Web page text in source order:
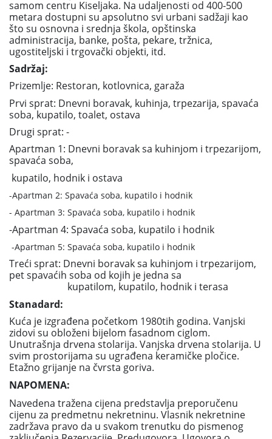
samom centru Kiseljaka. Na udaljenosti od 400-500
metara dostupni su apsolutno svi urbani sadžaji kao
što su osnovna i srednja škola, opštinska
administracija, banke, pošta, pekare, tržnica,
ugostiteljski i trgovački objekti, itd.
Sadržaj:
Prizemlje: Restoran, kotlovnica, garaža
Prvi sprat: Dnevni boravak, kuhinja, trpezarija, spavaća
soba, kupatilo, toalet, ostava
Drugi sprat: -
Apartman 1: Dnevni boravak sa kuhinjom i trpezarijom,
spavaća soba,
kupatilo, hodnik i ostava
-Apartman 2: Spavaća soba, kupatilo i hodnik
- Apartman 3: Spavaća soba, kupatilo i hodnik
-Apartman 4: Spavaća soba, kupatilo i hodnik
-Apartman 5: Spavaća soba, kupatilo i hodnik
Treći sprat: Dnevni boravak sa kuhinjom i trpezarijom,
pet spavaćih soba od kojih je jedna sa
kupatilom, kupatilo, hodnik i terasa
Stanadard:
Kuća je izgrađena početkom 1980tih godina. Vanjski
zidovi su obloženi bijelom fasadnom ciglom.
Unutrašnja drvena stolarija. Vanjska drvena stolarija. U
svim prostorijama su ugrađena keramičke pločice.
Etažno grijanje na čvrsta goriva.
NAPOMENA:
Navedena tražena cijena predstavlja preporučenu
cijenu za predmetnu nekretninu. Vlasnik nekretnine
zadržava pravo da u svakom trenutku do pismenog